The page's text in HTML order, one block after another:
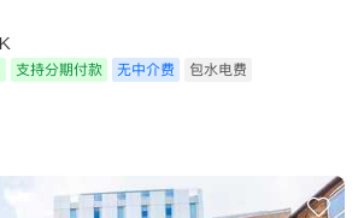
支持分期付款 无中介费
包水电费